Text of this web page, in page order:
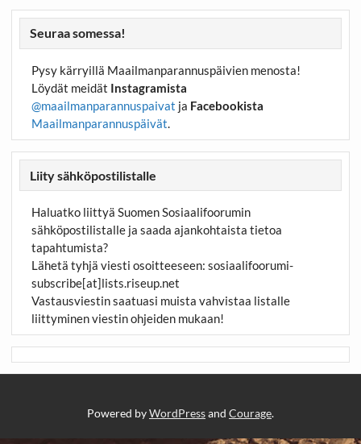
Seuraa somessa!
Pysy kärryillä Maailmanparannuspäivien menosta!
Löydät meidät Instagramista
@maailmanparannuspaivat ja Facebookista
Maailmanparannuspäivät.
Liity sähköpostilistalle
Haluatko liittyä Suomen Sosiaalifoorumin
sähköpostilistalle ja saada ajankohtaista tietoa
tapahtumista?
Lähetä tyhjä viesti osoitteeseen: sosiaalifoorumi-
subscribe[at]lists.riseup.net
Vastausviestin saatuasi muista vahvistaa listalle
liittyminen viestin ohjeiden mukaan!
Powered byWordPressand Courage.